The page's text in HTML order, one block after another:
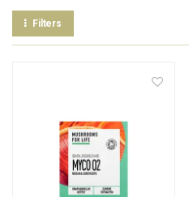
Filters